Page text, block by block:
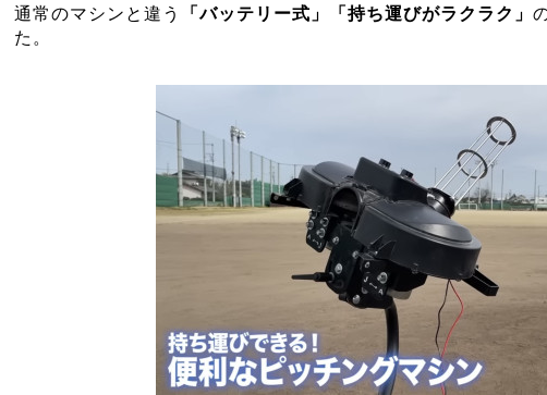
通常のマシンと違う 「バッテリー式」「持ち運びがラクラク」
た。